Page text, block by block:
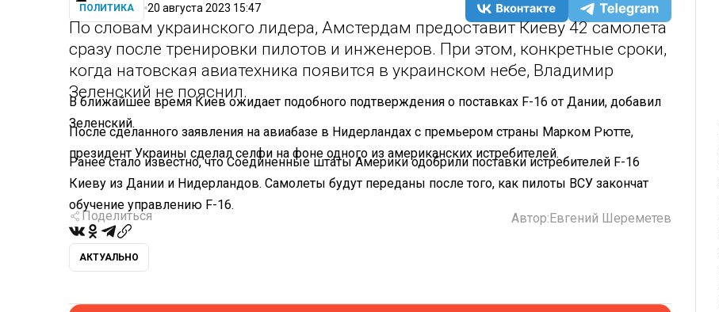
ПОЛИТИКА 20 августа 2023 15:47
По словам украинского лидера, Амстердам предоставит Киеву 42 самолета
сразу после тренировки пилотов и инженеров. При этом, конкретные сроки,
когда натовская авиатехника появится в украинском небе, Владимир
Зеленский не пояснил.
В ближайшее время Киев ожидает подобного подтверждения о поставках F-16 от Дании, добавил
Зеленский.
После сделанного заявления на авиабазе в Нидерландах с премьером страны Марком Рютте,
президент Украины сделал селфи на фоне одного из американских истребителей.
Ранее стало известно, что Соединенные штаты Америки одобрили поставки истребителей F-16
Киеву из Дании и Нидерландов. Самолеты будут переданы после того, как пилоты ВСУ закончат
обучение управлению F-16.
Поделиться Автор:Евгений Шереметев
АКТУАЛЬНО